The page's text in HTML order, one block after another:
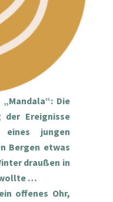
Die
der Ereignisse
jungen
Bergen etwas
draußen in
…
offenes Ohr,